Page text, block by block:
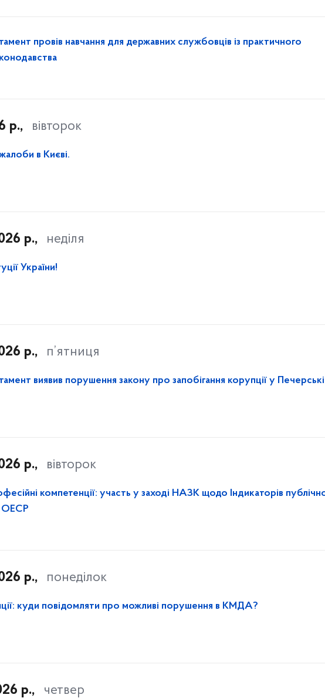
провів навчання для державних службовців із практичного
р., вівторок
в Києві.
р., неділя
України!
р., п’ятниця
виявив порушення закону про запобігання корупції у
р., вівторок
компетенції: участь у заході НАЗК щодо Індикаторів
ОЕСР
р., понеділок
куди повідомляти про можливі порушення в КМДА?
р., четвер